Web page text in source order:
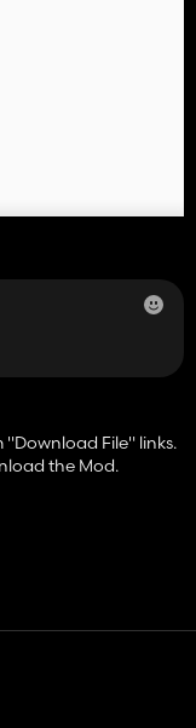
File" links.
the Mod.